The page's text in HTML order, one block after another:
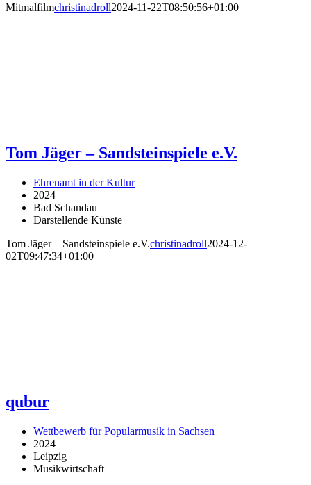
Mitmalfilmchristinadroll2024-11-22T08:50:56+01:00
Tom Jäger – Sandsteinspiele e.V.
Ehrenamt in der Kultur
2024
Bad Schandau
Darstellende Künste
Tom Jäger – Sandsteinspiele e.V.christinadroll2024-12-
02T09:47:34+01:00
qubur
Wettbewerb für Popularmusik in Sachsen
2024
Leipzig
Musikwirtschaft